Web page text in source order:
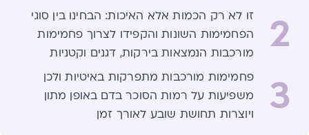
2
זו לא רק הכמות אלא האיכות: הבחינו בין סוגי
הפחמימות השונות והקפידו לצרוך פחמימות
מורכבות הנמצאות בירקות, דגנים וקטניות
3
פחמימות מורכבות מתפרקות באיטיות ולכן
משפיעות על רמות הסוכר בדם באופן מתון
ויוצרות תחושת שובע לאורך זמן